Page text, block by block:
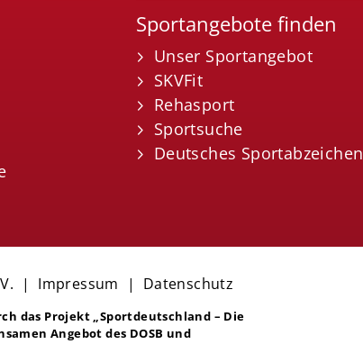
Sportangebote finden
Unser Sportangebot
SKVFit
Rehasport
Sportsuche
Deutsches Sportabzeichen
V. | Impressum | Datenschutz
das Projekt „Sportdeutschland – Die
Angebot des DOSB und